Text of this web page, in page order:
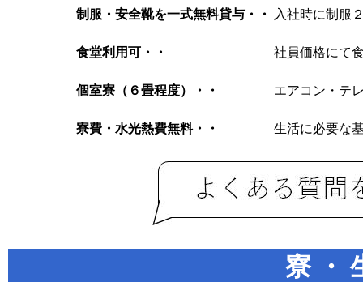
制服・安全靴を一式無料貸与・・ 入社時に制服
食堂利用可・・ 社員価格にて
個室寮（６畳程度）・・ エアコン・テ
寮費・水光熱費無料・・ 生活に必要な
寮 ・